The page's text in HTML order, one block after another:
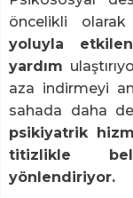
öncelikli olarak
yoluyla
yardım
aza indirmeyi
sahada daha
psikiyatrik
titizlikle
yönlendiriyor.